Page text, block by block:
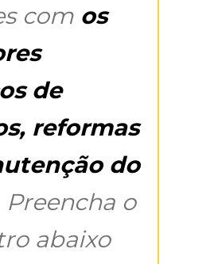
com os
de
reformas
do
Preencha o
abaixo